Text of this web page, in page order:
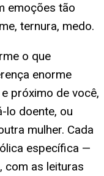
emoções tão
ternura, medo.
o que
enorme
próximo de você,
lo doente, ou
mulher. Cada
específica —
com as leituras